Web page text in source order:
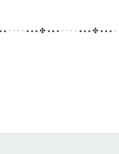
• · ·· · • • • ✤ • • • · ·· · • • • ✤ • • •